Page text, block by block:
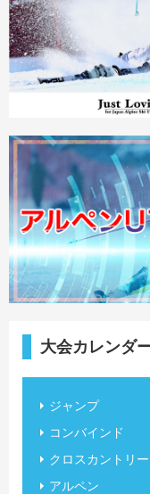
大会カレンダ
ジャンプ
コンバインド
クロスカントリー
アルペン